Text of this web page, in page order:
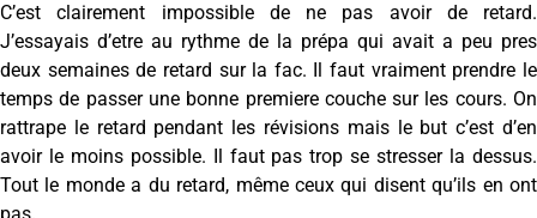
C’est clairement impossible de ne pas avoir de retard.
J’essayais d’etre au rythme de la prépa qui avait a peu pres
deux semaines de retard sur la fac. Il faut vraiment prendre le
temps de passer une bonne premiere couche sur les cours. On
rattrape le retard pendant les révisions mais le but c’est d’en
avoir le moins possible. Il faut pas trop se stresser la dessus.
Tout le monde a du retard, même ceux qui disent qu’ils en ont